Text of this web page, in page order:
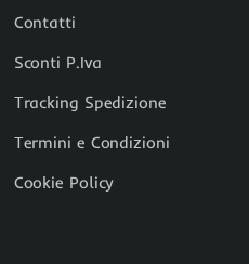
Contatti
Sconti P.Iva
Tracking Spedizione
Termini e Condizioni
Cookie Policy